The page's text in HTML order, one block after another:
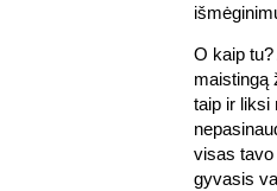
O kaip
maistingą
taip ir liksi
visas
gyvasis